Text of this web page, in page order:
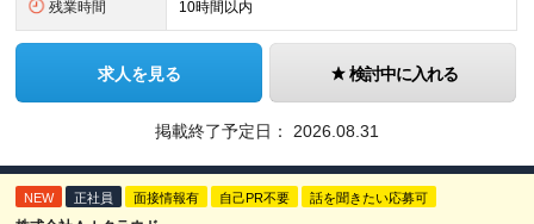
残業時間 10時間以内
求人を見る 検討中に入れる
掲載終了予定日： 2026.08.31
NEW 正社員 面接情報有 自己PR不要 話を聞きたい応募可